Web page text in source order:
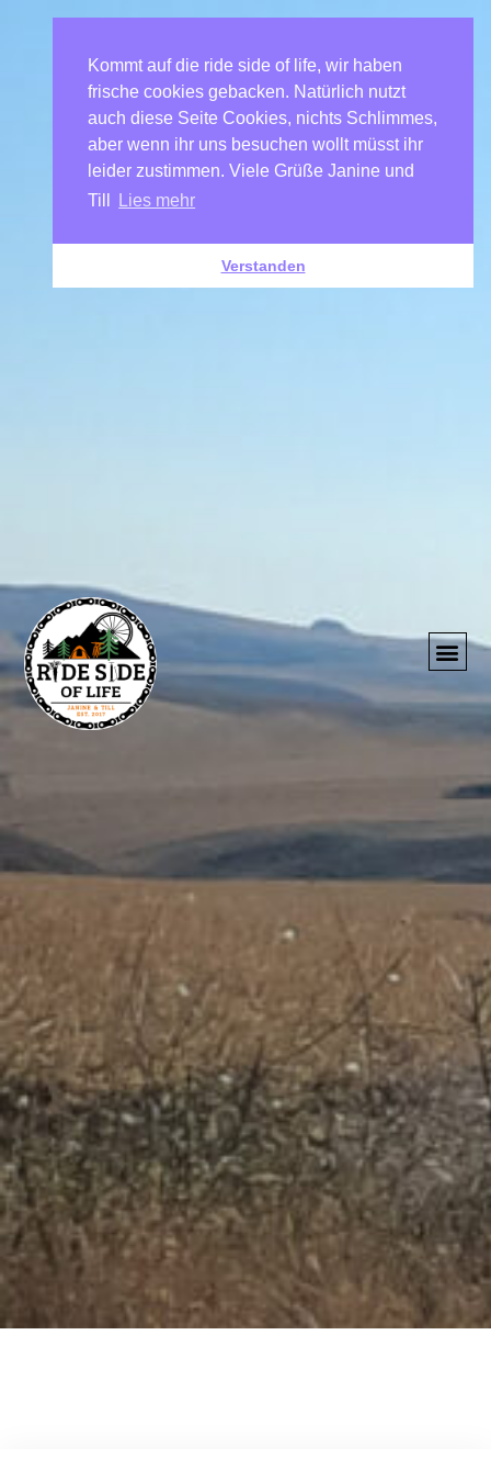
Kommt auf die ride side of life, wir haben
frische cookies gebacken. Natürlich nutzt
auch diese Seite Cookies, nichts Schlimmes,
aber wenn ihr uns besuchen wollt müsst ihr
leider zustimmen. Viele Grüße Janine und
Till
Lies mehr
Verstanden